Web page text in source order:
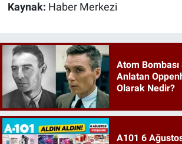
Kaynak: Haber Merkezi
Atom
Anlatan
Olarak Nedir?
A101 6